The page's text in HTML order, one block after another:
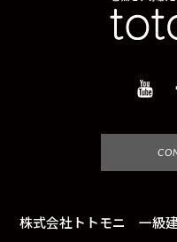
株式会社トトモニ 一級